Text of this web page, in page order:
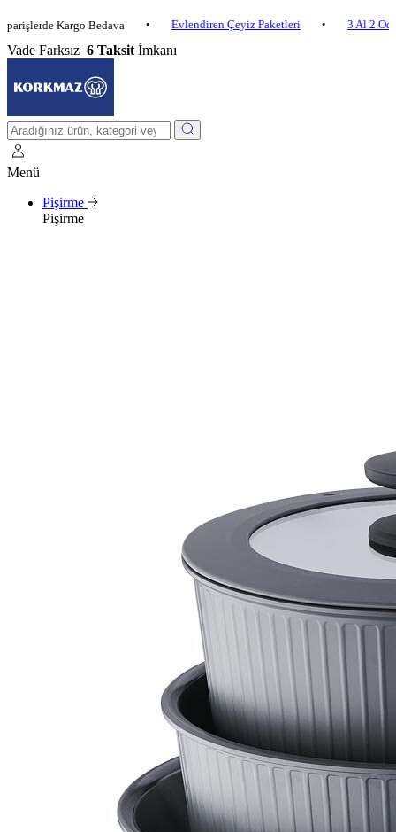
Kargo Bedava • Evlendiren Çeyiz Paketleri • 3 Al 2 Öde •
Vade Farksız 6 Taksit İmkanı
Menü
Pişirme
Pişirme